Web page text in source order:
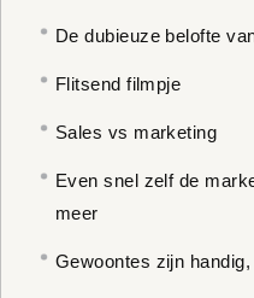
De dubieuze belofte
Flitsend filmpje
Sales vs marketing
Even snel zelf de
meer
Gewoontes zijn